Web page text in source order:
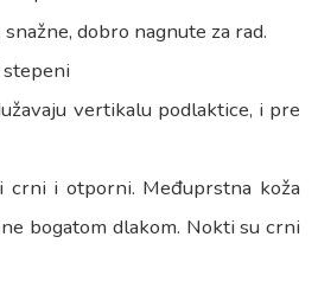
dobro nagnute za rad.
stepeni
vertikalu podlaktice, i pre
crni i otporni. Međuprstna koža
bogatom dlakom. Nokti su crni